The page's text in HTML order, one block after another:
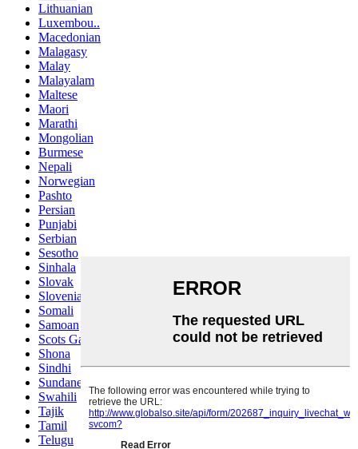
Lithuanian
Luxembou..
Macedonian
Malagasy
Malay
Malayalam
Maltese
Maori
Marathi
Mongolian
Burmese
Nepali
Norwegian
Pashto
Persian
Punjabi
Serbian
Sesotho
Sinhala
Slovak
Slovenian
Somali
Samoan
Scots Gaelic
Shona
Sindhi
Sundanese
Swahili
Tajik
Tamil
Telugu